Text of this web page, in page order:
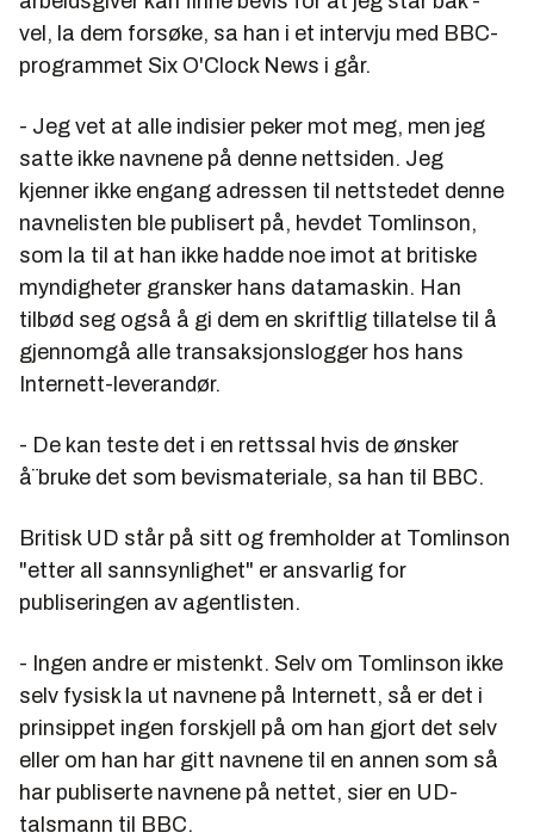
vel, la dem forsøke, sa han i et intervju med BBC-
programmet Six O'Clock News i går.
- Jeg vet at alle indisier peker mot meg, men jeg
satte ikke navnene på denne nettsiden. Jeg
kjenner ikke engang adressen til nettstedet denne
navnelisten ble publisert på, hevdet Tomlinson,
som la til at han ikke hadde noe imot at britiske
myndigheter gransker hans datamaskin. Han
tilbød seg også å gi dem en skriftlig tillatelse til å
gjennomgå alle transaksjonslogger hos hans
Internett-leverandør.
- De kan teste det i en rettssal hvis de ønsker
å¨bruke det som bevismateriale, sa han til BBC.
Britisk UD står på sitt og fremholder at Tomlinson
"etter all sannsynlighet" er ansvarlig for
publiseringen av agentlisten.
- Ingen andre er mistenkt. Selv om Tomlinson ikke
selv fysisk la ut navnene på Internett, så er det i
prinsippet ingen forskjell på om han gjort det selv
eller om han har gitt navnene til en annen som så
har publiserte navnene på nettet, sier en UD-
talsmann til BBC.